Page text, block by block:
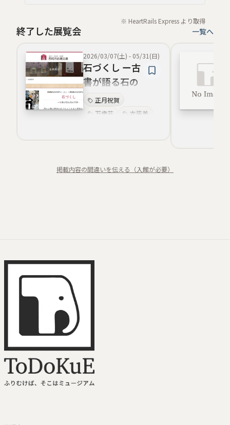
※ HeartRails Express より取得
終了した展覧会 一覧へ
2026/03/07(土) - 05/31(日)
石づくし ー古
書が語る石の
世界ー
正月祝賀
万歳芸
衣装美
無形民俗文化財
掲載内容の間違いを伝える（入館が必要）